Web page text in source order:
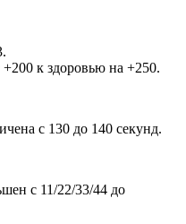
к здоровью на +250.
с 130 до 140 секунд.
с 11/22/33/44 до